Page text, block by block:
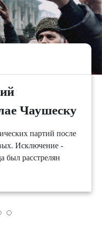
Чаушеску
партий после
Исключение -
был расстрелян